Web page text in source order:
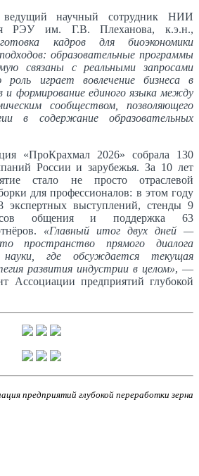
научный сотрудник НИИ
РЭУ им. Г.В. Плеханова, к.э.н.,
кадров для биоэкономики
образовательные программы
связаны с реальными запросами
роль играет вовлечение бизнеса в
и формирование единого языка между
сообществом, позволяющего
в содержание образовательных
«ПроКрахмал 2026» собрала 130
России и зарубежья. За 10 лет
стало не просто отраслевой
для профессионалов: в этом году
экспертных выступлений, стенды 9
общения и поддержка 63
«Главный итог двух дней —
пространство прямого диалога
где обсуждается текущая
развития индустрии в целом», —
Ассоциации предприятий глубокой
предприятий глубокой переработки зерна